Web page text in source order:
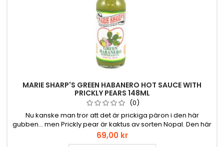
MARIE SHARP'S GREEN HABANERO HOT SAUCE WITH
PRICKLY PEARS 148ML
(0)
Nu kanske man tror att det är prickiga päron i den här
gubben... men Prickly pear är kaktus av sorten Nopal. Den här
såsen är väldigt syrlig med hetta från grön habanero.
Pris
69,00 kr